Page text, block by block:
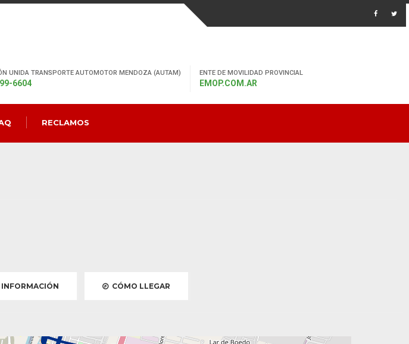
UNIDA TRANSPORTE AUTOMOTOR MENDOZA (AUTAM)
6604
ENTE DE MOVILIDAD PROVINCIAL
EMOP.COM.AR
RECLAMOS
INFORMACIÓN CÓMO LLEGAR